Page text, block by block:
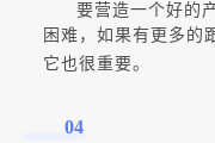
要营造一个好的
困难，如果有更多的
它也很重要。
04